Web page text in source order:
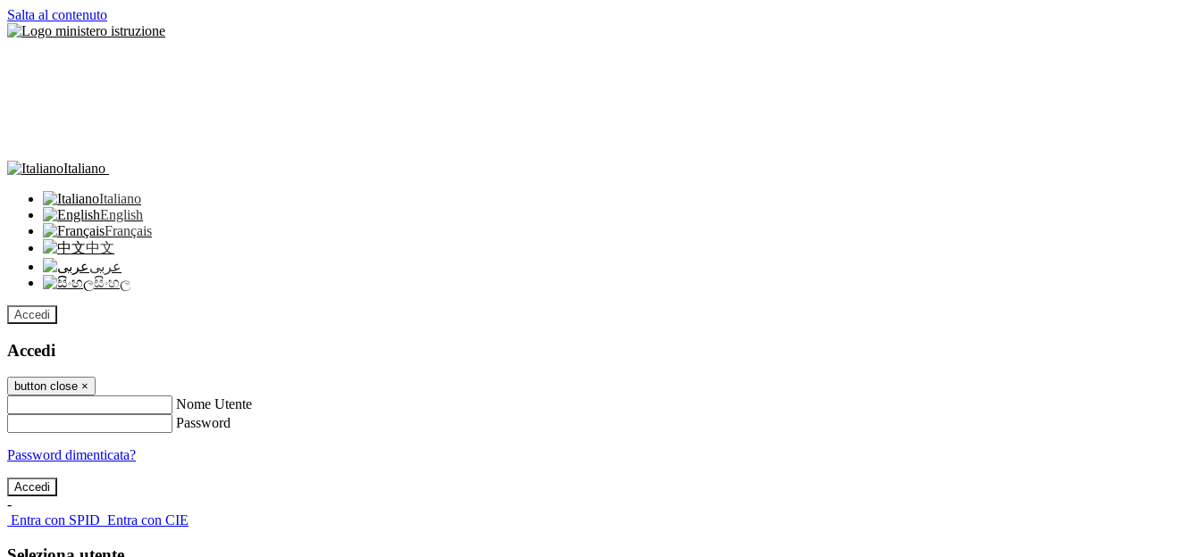
Salta al contenuto
Italiano
Italiano
English
Français
中文
عربى
සිංහල
Accedi
Accedi
button close ×
Nome Utente
Password
Password dimenticata?
-
Entra con SPID Entra con CIE